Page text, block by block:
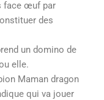
face œuf par
des
un domino de
elle.
Maman dragon
qui va jouer